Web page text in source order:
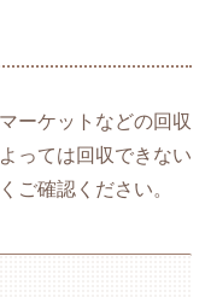
ーケットなどの回収
っては回収できない
ご確認ください。